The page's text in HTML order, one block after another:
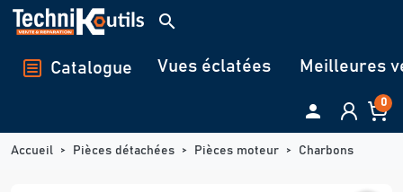
Panneau de gestion des cookies
search
Catalogue Vues éclatées Meilleures
 0
Accueil Pièces détachées Pièces moteur Charbons